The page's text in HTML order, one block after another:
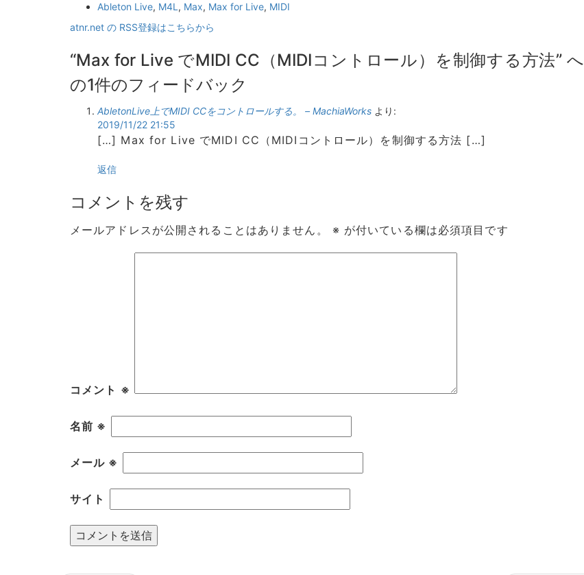
Ableton Live, M4L , Max, Max for Live, MIDI
atnr.net の RSS登録はこちらから
“Max for Live でMIDI CC（MIDIコントロール）を制御する方法” へ
の1件のフィードバック
AbletonLive上でMIDI CCをコントロールする。 – MachiaWorks より:
2019/11/22 21:55
[…] Max for Live でMIDI CC（MIDIコントロール）を制御する方法 […]
返信
コメントを残す
メールアドレスが公開されることはありません。 ※ が付いている欄は必須項目です
コメント ※
名前 ※
メール ※
サイト